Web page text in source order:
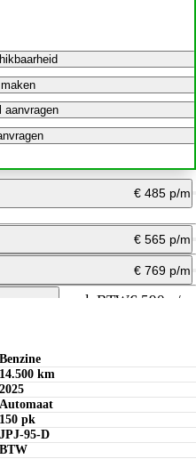
aanvragen
€ 485 p/m
€ 565 p/m
€ 769 p/m
excl. BTW€ 590 p/m
Benzine
14.500 km
2025
Automaat
150 pk
JPJ-95-D
BTW